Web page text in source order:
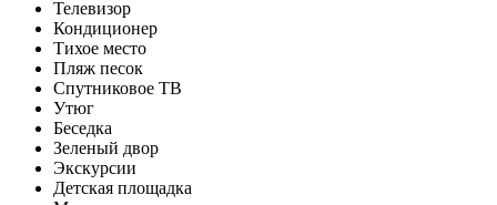
Телевизор
Кондиционер
Тихое место
Пляж песок
Спутниковое ТВ
Утюг
Беседка
Зеленый двор
Экскурсии
Детская площадка